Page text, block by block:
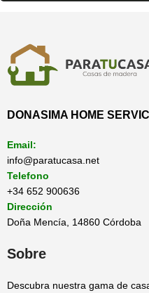
DONASIMA HOME
Email:
info@paratucasa.net
Telefono
+34 652 900636
Dirección
Doña Mencía, 14860 Córdoba
Sobre
Descubra nuestra gama de